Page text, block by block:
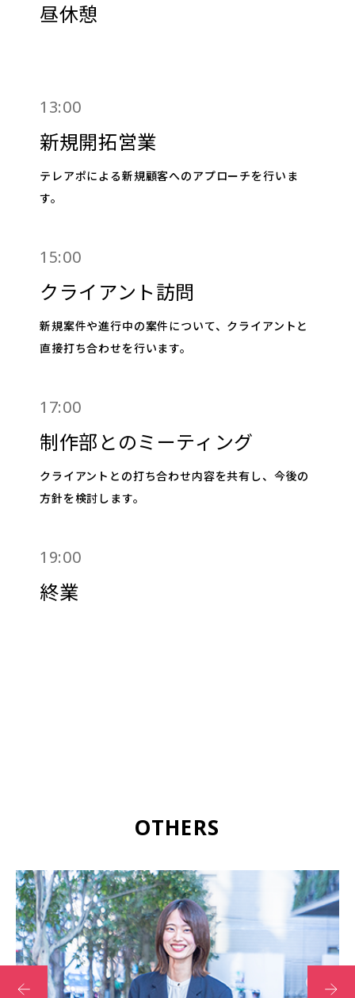
昼休憩
13:00
新規開拓営業
テレアポによる新規顧客へのアプローチを行いま
す。
15:00
クライアント訪問
新規案件や進行中の案件について、クライアントと
直接打ち合わせを行います。
17:00
制作部とのミーティング
クライアントとの打ち合わせ内容を共有し、今後の
方針を検討します。
19:00
終業
OTHERS